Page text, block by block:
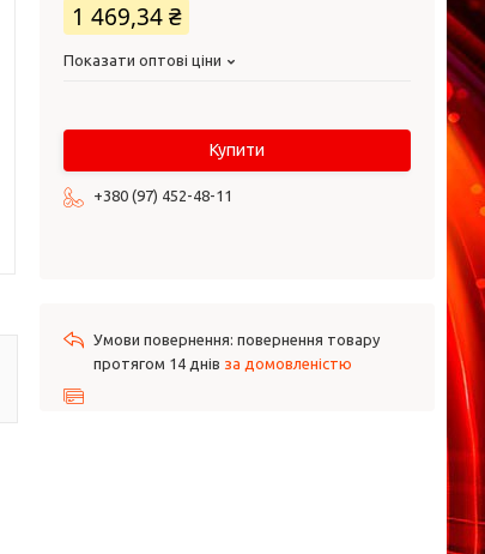
1 469,34 ₴
Показати оптові ціни
Купити
+380 (97) 452-48-11
повернення товару
протягом 14 днів за домовленістю